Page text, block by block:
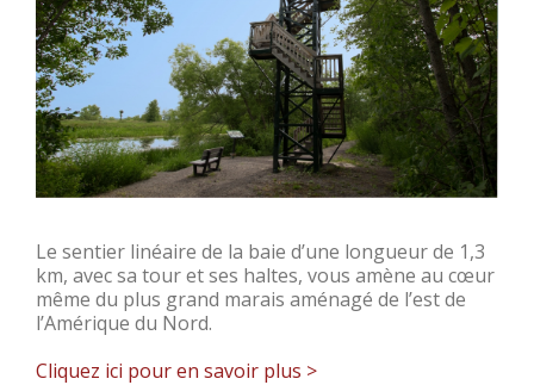
Le sentier linéaire de la baie d’une longueur de 1,3
km, avec sa tour et ses haltes, vous amène au cœur
même du plus grand marais aménagé de l’est de
l’Amérique du Nord.
Cliquez ici pour en savoir plus >